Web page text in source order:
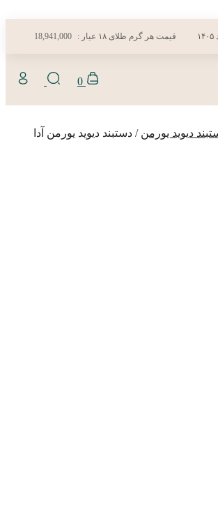
قیمت هر گرم طلای ۱۸ عیار : 18,941,000
0
دیوید یورمن / دستبند دیوید یورمن آدا